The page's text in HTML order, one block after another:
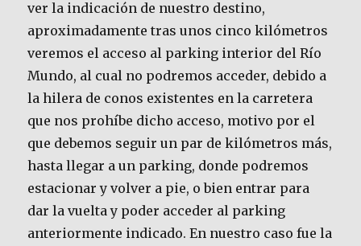
ver la indicación de nuestro destino,
aproximadamente tras unos cinco kilómetros
veremos el acceso al parking interior del Río
Mundo, al cual no podremos acceder, debido a
la hilera de conos existentes en la carretera
que nos prohíbe dicho acceso, motivo por el
que debemos seguir un par de kilómetros más,
hasta llegar a un parking, donde podremos
estacionar y volver a pie, o bien entrar para
dar la vuelta y poder acceder al parking
anteriormente indicado. En nuestro caso fue la